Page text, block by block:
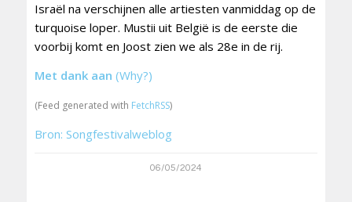
Israël na verschijnen alle artiesten vanmiddag op de
turquoise loper. Mustii uit België is de eerste die
voorbij komt en Joost zien we als 28e in de rij.
Met dank aan (Why?)
(Feed generated with FetchRSS)
Bron: Songfestivalweblog
06/05/2024